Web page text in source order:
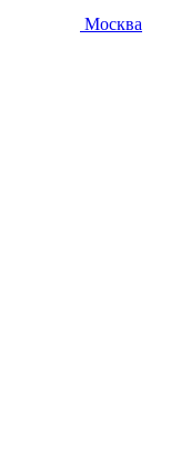
Москва